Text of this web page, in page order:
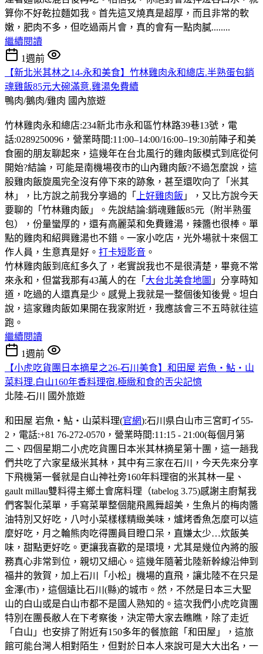
算你不好乾拉麵如我。首先這叉燒真是超厚，而且非常的軟
嫩，肥肉不多，但吃過兩片會，真的會有一點肉膩........
繼續閱讀
1週前
【新北米其林之14-永和美食】竹林雞肉永和總店.半熟蛋包銷
魂雞飯85元大碗滿意.雞湯免費續
鴨肉/鵝肉/雞肉 國內旅遊
竹林雞肉永和總店:234新北市永和區竹林路39巷13號，電
話:0289250096，營業時間:11:00–14:00/16:00–19:30前陣子和美
食圈的朋友聊起來，這幾年在台北風行的雞肉飯模式到底從何
開始?結論，可能是南機場夜市的山內雞肉飯?不過怎麼說，這
股雞肉飯旋風完全沒有停下來的跡象，甚至還吹向了「米其
林」，比方說之前我分享過的「
上好雞肉飯 」，又比方說今天
要聊的「竹林雞肉飯」。先說結論:銷魂雞飯85元（附半熟蛋
包），份量蠻厚的，還有高麗菜和免費雞湯，辣醬也很棒。單
點的雞肉和紹興雞湯也不錯。一家小吃店，光外場就十來個工
作人員，生意真是好。 打卡短影音 。
竹林雞肉飯到底紅多久了，老實說我也不是很清楚，畢竟不常
來永和，但當我那有43萬人的在「 大台北美食地圖 」分享時知
道，吃過的人還真是少。感覺上我就是一整個後知後覺。坦白
說，這家雞肉飯如果開在我家附近，我應該會三不五時就往這
跑。
繼續閱讀
1週前
【小虎吃貨團日本摘星之26-石川美食】和田屋 岩魚・鮎・山
菜料理.白山160年香料理宿.極緻和食的舌尖記憶
北陸-石川
國外旅遊
和田屋 岩魚・鮎・山菜料理(官網):石川県白山市三宮町イ55-
2，電話:+81 76-272-0570，營業時間:11:15 - 21:00(每個月第
二、四個星期二小虎吃貨團日本米其林摘星第十團，這一趟我
們共吃了六家星級米其林，其中有三家在石川，今天先來分享
下飛機第一餐就是白山神社旁160年料理宿的米其林一星、
gault millau雙料得主鄉土會席料理（tabelog 3.75)感謝主廚幫我
們客製化菜單，手寫菜單整個龍飛鳳舞超美，生魚片的梅肉醬
油特別又好吃，八吋小菜樣樣精緻美味，爐烤香魚怎麼可以這
麼好吃，月之輪熊肉吃得團員目瞪口呆，直嫌太少…炊飯美
味，甜點更好吃。更讓我喜歡的是環境，尤其是幾位內將的服
務真心非常到位，親切又細心。這幾年隨著北陸新幹線沿伸到
福井的敦賀，加上石川「小松」機場的直飛，讓北陸不在只是
金澤(市)，這個遠比石川(縣)的城市。然，不然是日本三大聖
山的白山或是白山市都不是國人熟知的。這次我們小虎吃貨團
特別在團長敝人在下考察後，決定帶大家去瞧瞧，除了走近
「白山」也安排了附近有150多年的餐旅館「和田屋」，這旅
館可能台灣人相對陌生，但對於日本人來說可是大大出名，一